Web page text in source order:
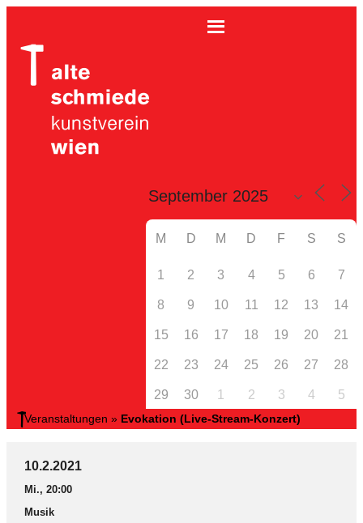
M D M D F S S
1 2 3 4 5 6 7
8 9 10 11 12 13 14
15 16 17 18 19 20 21
22 23 24 25 26 27 28
29 30 1 2 3 4 5
Veranstaltungen » Evokation (Live-Stream-Konzert)
10.2.2021
Mi., 20:00
Musik